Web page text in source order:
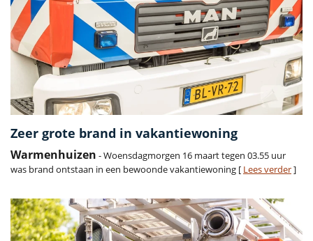
Zeer grote brand in vakantiewoning
Warmenhuizen - Woensdagmorgen 16 maart tegen 03.55 uur
was brand ontstaan in een bewoonde vakantiewoning [ Lees verder]